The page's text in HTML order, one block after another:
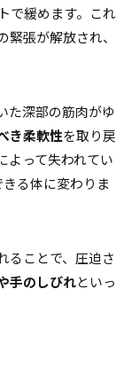
で緩めます。これ
張が解放され、
た深部の筋肉がゆ
き柔軟性を取り戻
よって失われてい
る体に変わりま
ることで、圧迫さ
手のしびれといっ